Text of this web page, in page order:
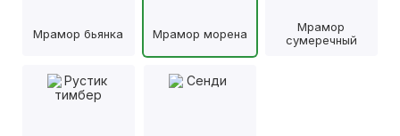
Мрамор бьянка Мрамор морена
Мрамор
сумеречный